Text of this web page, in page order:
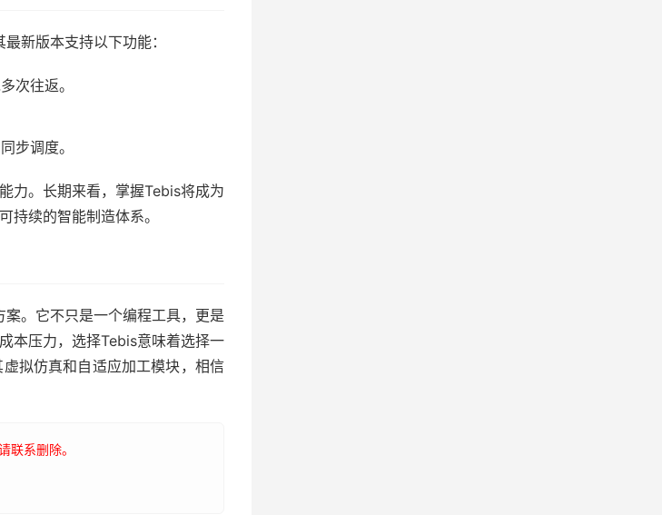
新版本支持以下功能：
次往返。
步调度。
力。长期来看，掌握Tebis将成为
持续的智能制造体系。
。它不只是一个编程工具，更是
本压力，选择Tebis意味着选择一
拟仿真和自适应加工模块，相信
联系删除。